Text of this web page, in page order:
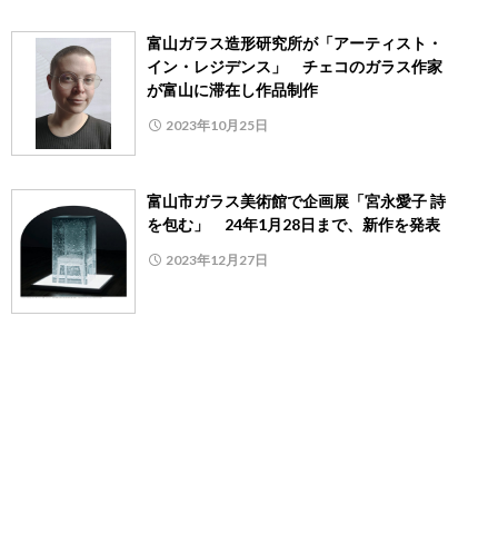
富山ガラス造形研究所が「アーティスト・
イン・レジデンス」 チェコのガラス作家
が富山に滞在し作品制作
2023年10月25日
富山市ガラス美術館で企画展「宮永愛子 詩
を包む」 24年1月28日まで、新作を発表
2023年12月27日